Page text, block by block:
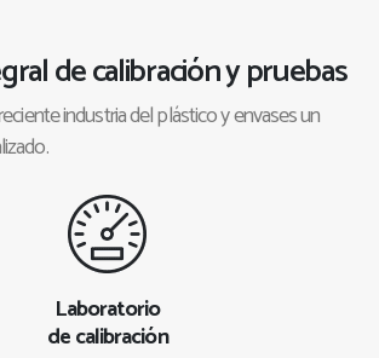
de calibración y pruebas
industria del plástico y envases un
Laboratorio
de calibración